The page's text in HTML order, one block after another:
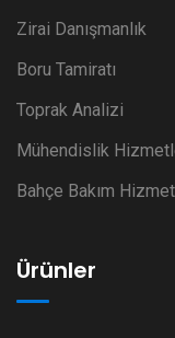
Zirai Danışmanlık
Boru Tamiratı
Toprak Analizi
Mühendislik
Bahçe Bakım
Ürünler